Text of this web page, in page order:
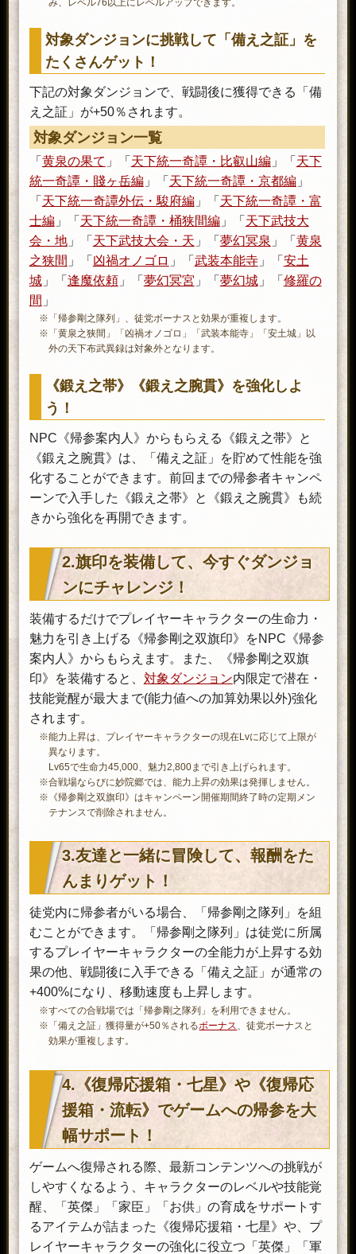
み、レベル76以上にレベルアップできます。
対象ダンジョンに挑戦して「備え之証」を
たくさんゲット！
下記の対象ダンジョンで、戦闘後に獲得できる「備
え之証」が+50％されます。
対象ダンジョン一覧
「 黄泉の果て 」「 天下統一奇譚・比叡山編」「 天下
統一奇譚・賤ヶ岳編」「 天下統一奇譚・京都編」
「 天下統一奇譚外伝・駿府編」「 天下統一奇譚・富
士編」「 天下統一奇譚・桶狭間編」「 天下武技大
会・地」「 天下武技大会・天 」「 夢幻冥泉 」「 黄泉
之狭間 」「 凶禍オノゴロ 」「 武装本能寺」「 安土
城」「 逢魔依頼」「 夢幻冥宮 」「 夢幻城」「 修羅の
間 」
※「帰参剛之隊列」、徒党ボーナスと効果が重複します。
※「黄泉之狭間」「凶禍オノゴロ」「武装本能寺」「安土城」以
外の天下布武異録は対象外となります。
《鍛え之帯》《鍛え之腕貫》を強化しよ
う！
NPC《帰参案内人》からもらえる《鍛え之帯》と
《鍛え之腕貫》は、「備え之証」を貯めて性能を強
化することができます。前回までの帰参者キャンペ
ーンで入手した《鍛え之帯》と《鍛え之腕貫》も続
きから強化を再開できます。
2.旗印を装備して、今すぐダンジョ
ンにチャレンジ！
装備するだけでプレイヤーキャラクターの生命力・
魅力を引き上げる《帰参剛之双旗印》をNPC《帰参
案内人》からもらえます。また、《帰参剛之双旗
印》を装備すると、 対象ダンジョン内限定で潜在・
技能覚醒が最大まで(能力値への加算効果以外)強化
されます。
※能力上昇は、プレイヤーキャラクターの現在Lvに応じて上限が
異なります。
Lv65で生命力45,000、魅力2,800まで引き上げられます。
※合戦場ならびに妙院郷では、能力上昇の効果は発揮しません。
※《帰参剛之双旗印》はキャンペーン開催期間終了時の定期メン
テナンスで削除されません。
3.友達と一緒に冒険して、報酬をた
んまりゲット！
徒党内に帰参者がいる場合、「帰参剛之隊列」を組
むことができます。「帰参剛之隊列」は徒党に所属
するプレイヤーキャラクターの全能力が上昇する効
果の他、戦闘後に入手できる「備え之証」が通常の
+400%になり、移動速度も上昇します。
※すべての合戦場では「帰参剛之隊列」を利用できません。
※「備え之証」獲得量が+50％されるボーナス、徒党ボーナスと
効果が重複します。
4.《復帰応援箱・七星》や《復帰応
援箱・流転》でゲームへの帰参を大
幅サポート！
ゲームへ復帰される際、最新コンテンツへの挑戦が
しやすくなるよう、キャラクターのレベルや技能覚
醒、「英傑」「家臣」「お供」の育成をサポートす
るアイテムが詰まった《復帰応援箱・七星》や、プ
レイヤーキャラクターの強化に役立つ「英傑」「軍